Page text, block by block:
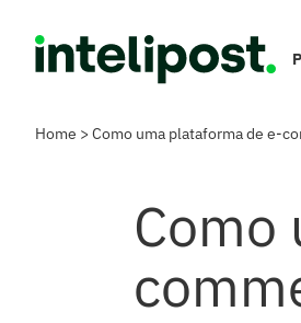
Home > Como uma plataforma de e-
Como